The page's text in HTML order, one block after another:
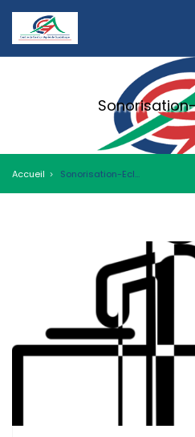
Accueil Sonorisation-Eclairage